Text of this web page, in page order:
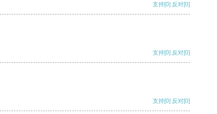
支持[0] 反对[0]
支持[0] 反对[0]
支持[0] 反对[0]